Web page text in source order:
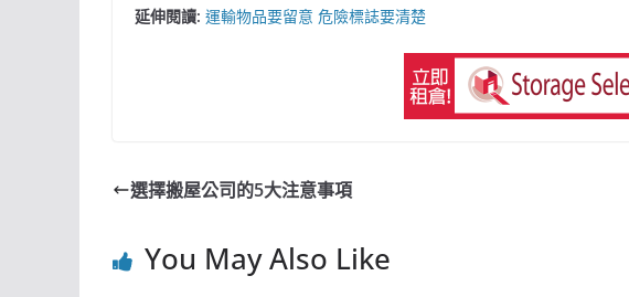
延伸閱讀: 運輸物品要留意 危險標誌要清楚
選擇搬屋公司的5大注意事項
You May Also Like